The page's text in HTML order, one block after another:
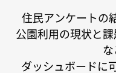
住民アンケートの
公園利用の現状と
な
ダッシュボードに